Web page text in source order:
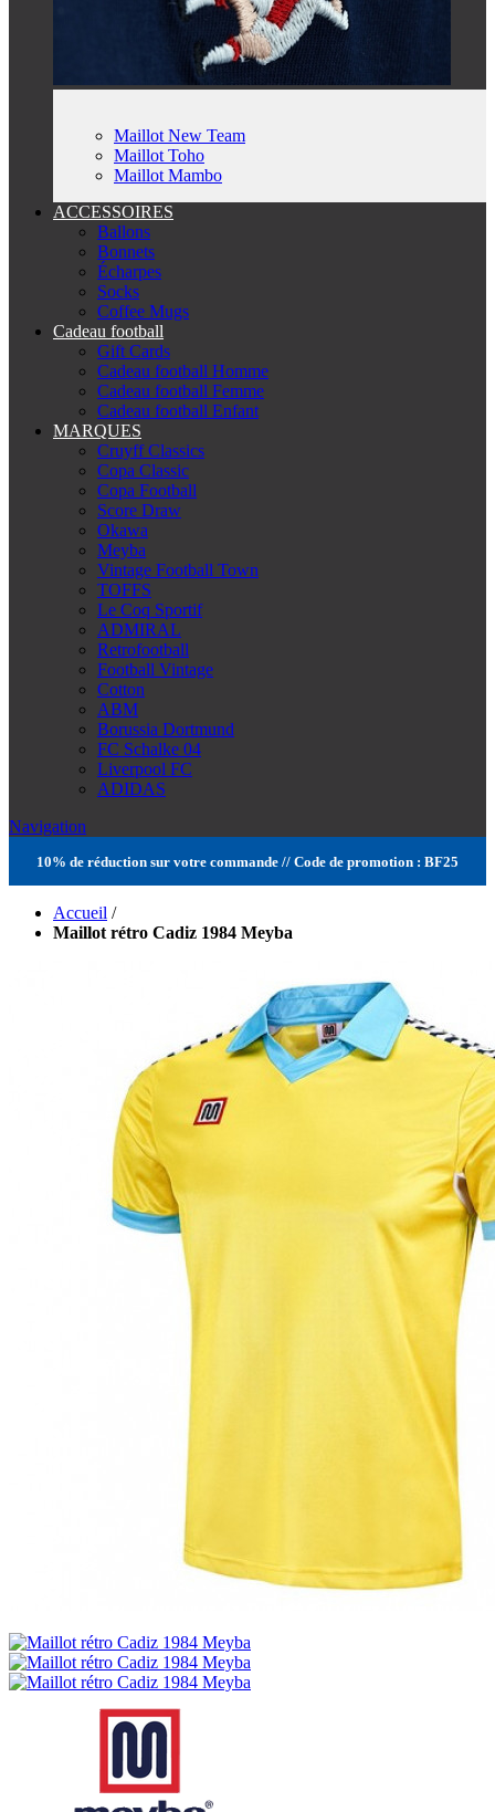
Maillot New Team
Maillot Toho
Maillot Mambo
ACCESSOIRES
Ballons
Bonnets
Écharpes
Socks
Coffee Mugs
Cadeau football
Gift Cards
Cadeau football Homme
Cadeau football Femme
Cadeau football Enfant
MARQUES
Cruyff Classics
Copa Classic
Copa Football
Score Draw
Okawa
Meyba
Vintage Football Town
TOFFS
Le Coq Sportif
ADMIRAL
Retrofootball
Football Vintage
Cotton
ABM
Borussia Dortmund
FC Schalke 04
Liverpool FC
ADIDAS
Navigation
10% de réduction sur votre commande // Code de promotion : BF25
Accueil /
Maillot rétro Cadiz 1984 Meyba